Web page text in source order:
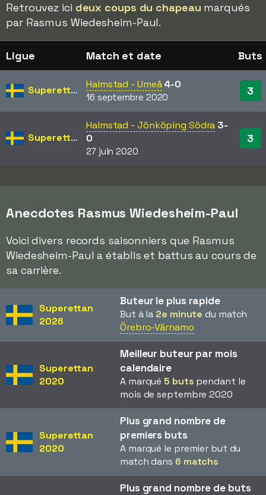
Retrouvez ici deux coups du chapeau marqués
par Rasmus Wiedesheim-Paul.
Ligue Match et date Buts
Superettan Halmstad - Umeå 4-0
16 septembre 2020 3
Superettan
Halmstad - Jönköping Södra 3-
0
27 juin 2020
3
Anecdotes Rasmus Wiedesheim-Paul
Voici divers records saisonniers que Rasmus
Wiedesheim-Paul a établis et battus au cours de
sa carrière.
Superettan
2026
Buteur le plus rapide
But à la 2e minute du match
Örebro-Värnamo
Superettan
2020
Meilleur buteur par mois
calendaire
A marqué 5 buts pendant le
mois de septembre 2020
Superettan
2020
Plus grand nombre de
premiers buts
A marqué le premier but du
match dans 6 matchs
Plus grand nombre de buts